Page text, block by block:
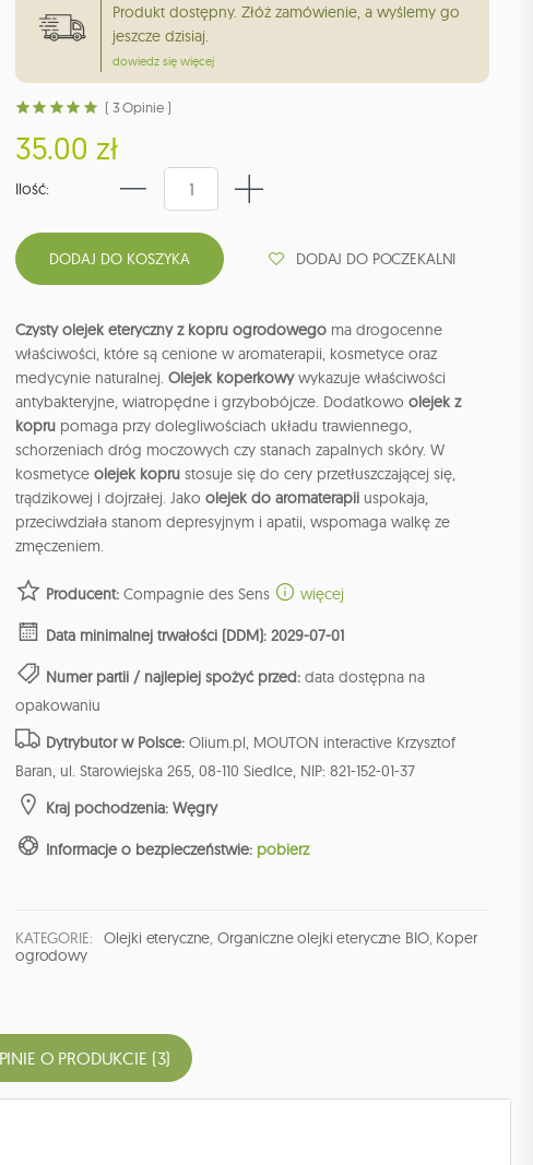
Produkt dostępny. Złóż zamówienie, a wyślemy go
jeszcze dzisiaj.
dowiedz się więcej
( 3 Opinie )
35.00 zł
Ilość:
DODAJ DO POCZEKALNI
Czysty olejek eteryczny z kopru ogrodowego ma drogocenne
właściwości, które są cenione w aromaterapii, kosmetyce oraz
medycynie naturalnej. Olejek koperkowywykazuje właściwości
antybakteryjne, wiatropędne i grzybobójcze. Dodatkowo olejek z
kopru pomaga przy dolegliwościach układu trawiennego,
schorzeniach dróg moczowych czy stanach zapalnych skóry. W
kosmetyce olejek kopru stosuje się do cery przetłuszczającej się,
trądzikowej i dojrzałej. Jako olejek do aromaterapii uspokaja,
przeciwdziała stanom depresyjnym i apatii, wspomaga walkę ze
zmęczeniem.
Producent: Compagnie des Sens więcej
Data minimalnej trwałości (DDM): 2029-07-01
Numer partii / najlepiej spożyć przed: data dostępna na
opakowaniu
Dytrybutor w Polsce: Olium.pl, MOUTON interactive Krzysztof
Baran, ul. Starowiejska 265, 08-110 Siedlce, NIP: 821-152-01-37
Kraj pochodzenia: Węgry
Informacje o bezpieczeństwie: pobierz
KATEGORIE: Olejki eteryczne, Organiczne olejki eteryczne BIO, Koper
ogrodowy
O PRODUKCIE (3)